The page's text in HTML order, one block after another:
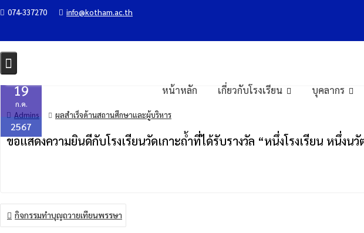
074-337270 info@kotham.ac.th
หน้าหลัก เกี่ยวกับโรงเรียน บุคลากร
รางวัล “หนึ่งโรงเรียน หนึ่งนวัตกรรม” ประจำปี 2567
19
ก.ค.
2567
Admins ผลสำเร็จด้านสถานศึกษาและผู้บริหาร
ขอแสดงความยินดีกับโรงเรียนวัดเกาะถ้ำที่ได้รับรางวัล “หนึ่งโรงเรียน หนึ่ง
แนะแนว
เรื่อง
กิจกรรมทำบุญถวายเทียนพรรษา